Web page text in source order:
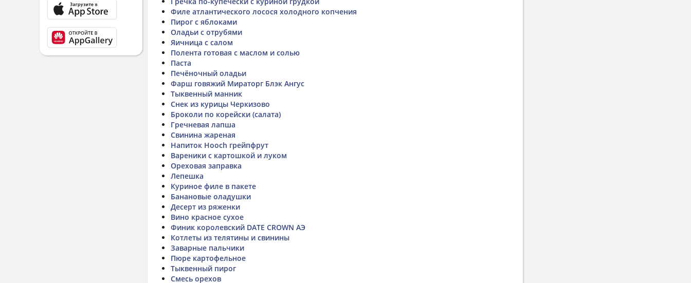
Филе атлантического лосося холодного копчения
Пирог с яблоками
Оладьи с отрубями
Яичница с салом
Полента готовая с маслом и солью
Паста
Печёночный оладьи
Фарш говяжий Мираторг Блэк Ангус
Тыквенный манник
Снек из курицы Черкизово
Броколи по корейски (салата)
Гречневая лапша
Свинина жареная
Напиток Hooch грейпфрут
Вареники с картошкой и луком
Ореховая заправка
Лепешка
Куриное филе в пакете
Банановые оладушки
Десерт из ряженки
Вино красное сухое
Финик королевский DATE CROWN АЭ
Котлеты из телятины и свинины
Заварные пальчики
Пюре картофельное
Тыквенный пирог
Смесь орехов